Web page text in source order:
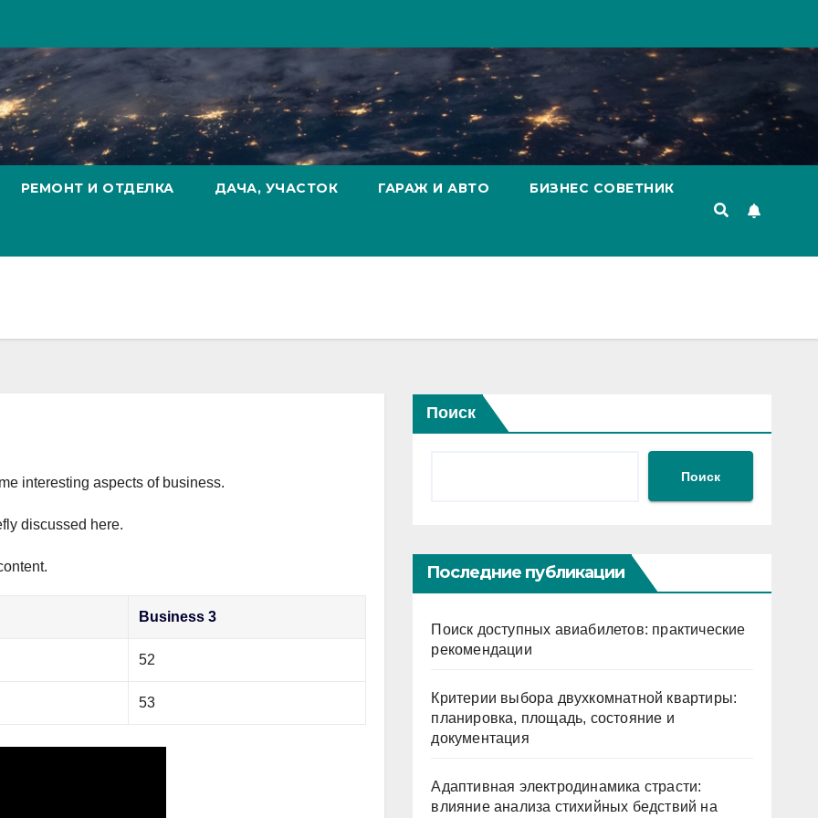
РЕМОНТ И ОТДЕЛКА ДАЧА, УЧАСТОК ГАРАЖ И АВТО БИЗНЕС СОВЕТНИК
interesting aspects of business.
discussed here.
Business 3
52
53
Поиск
Поиск
Последние публикации
Поиск доступных авиабилетов: практические
рекомендации
Критерии выбора двухкомнатной квартиры:
планировка, площадь, состояние и
документация
Адаптивная электродинамика страсти:
влияние анализа стихийных бедствий на